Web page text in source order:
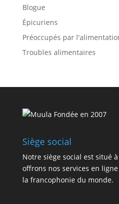
Blogue
Épicuriens
Préoccupés par
Troubles alimentaires
Fondée en 2007
Siège social
Notre siège social est situé
offrons nos services en
la francophonie du monde.